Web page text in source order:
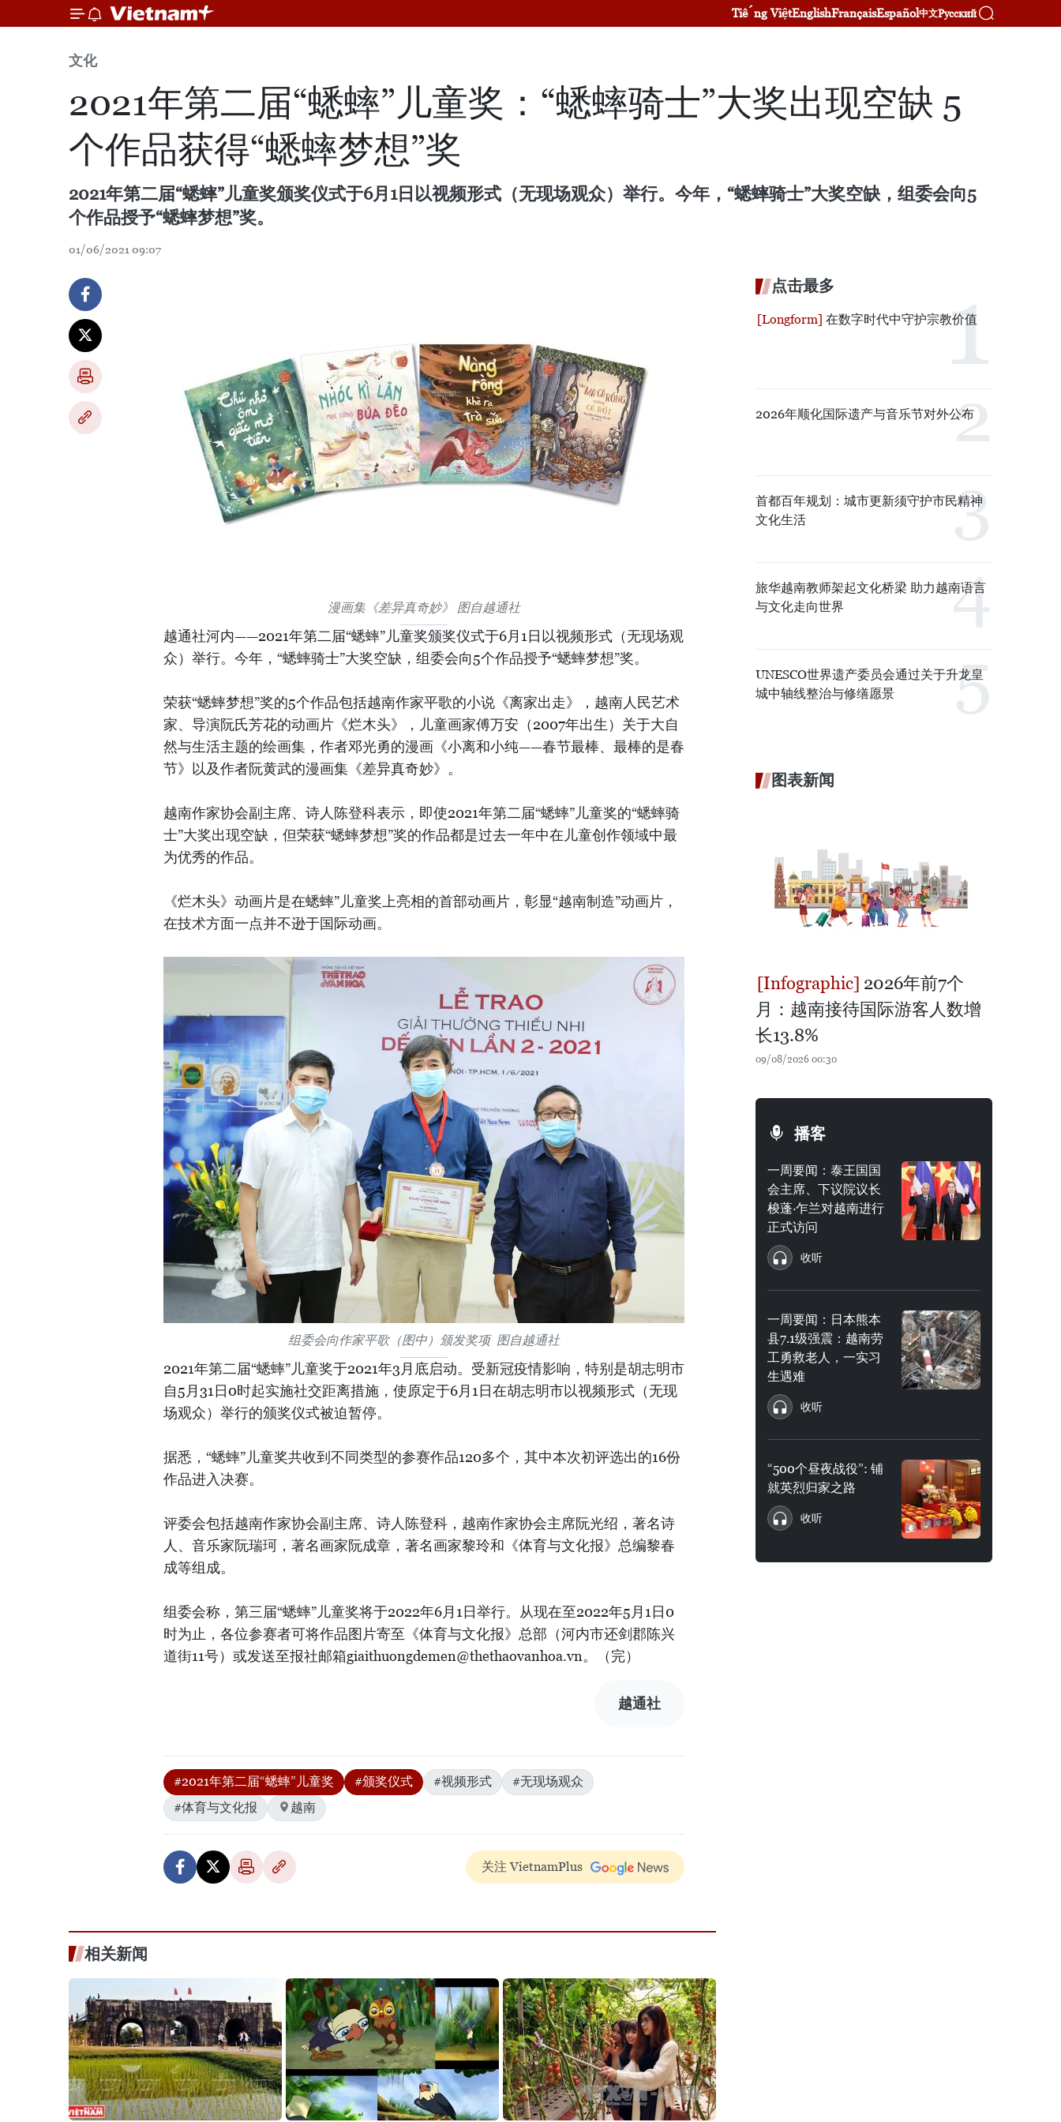
Tiếng ViệtEnglishFrançaisEspañol中文Русский
文化
2021年第二届“蟋蟀”儿童奖：“蟋蟀骑士”大奖出现空缺 5
个作品获得“蟋蟀梦想”奖
2021年第二届“蟋蟀”儿童奖颁奖仪式于6月1日以视频形式（无现场观众）举行。今年，“蟋蟀骑士”大奖空缺，组委会向5
个作品授予“蟋蟀梦想”奖。
01/06/2021 09:07
漫画集《差异真奇妙》 图自越通社
越通社河内——2021年第二届“蟋蟀”儿童奖颁奖仪式于6月1日以视频形式（无现场观
众）举行。今年，“蟋蟀骑士”大奖空缺，组委会向5个作品授予“蟋蟀梦想”奖。
荣获“蟋蟀梦想”奖的5个作品包括越南作家平歌的小说《离家出走》，越南人民艺术
家、导演阮氏芳花的动画片《烂木头》，儿童画家傅万安（2007年出生）关于大自
然与生活主题的绘画集，作者邓光勇的漫画《小离和小纯——春节最棒、最棒的是春
节》以及作者阮黄武的漫画集《差异真奇妙》。
越南作家协会副主席、诗人陈登科表示，即使2021年第二届“蟋蟀”儿童奖的“蟋蟀骑
士”大奖出现空缺，但荣获“蟋蟀梦想”奖的作品都是过去一年中在儿童创作领域中最
为优秀的作品。
《烂木头》动画片是在蟋蟀”儿童奖上亮相的首部动画片，彰显“越南制造”动画片，
在技术方面一点并不逊于国际动画。
组委会向作家平歌（图中）颁发奖项 图自越通社
2021年第二届“蟋蟀”儿童奖于2021年3月底启动。受新冠疫情影响，特别是胡志明市
自5月31日0时起实施社交距离措施，使原定于6月1日在胡志明市以视频形式（无现
场观众）举行的颁奖仪式被迫暂停。
据悉，“蟋蟀”儿童奖共收到不同类型的参赛作品120多个，其中本次初评选出的16份
作品进入决赛。
评委会包括越南作家协会副主席、诗人陈登科，越南作家协会主席阮光绍，著名诗
人、音乐家阮瑞珂，著名画家阮成章，著名画家黎玲和《体育与文化报》总编黎春
成等组成。
组委会称，第三届“蟋蟀”儿童奖将于2022年6月1日举行。从现在至2022年5月1日0
时为止，各位参赛者可将作品图片寄至《体育与文化报》总部（河内市还剑郡陈兴
道街11号）或发送至报社邮箱giaithuongdemen@thethaovanhoa.vn。（完）
越通社
#2021年第二届“蟋蟀”儿童奖 #颁奖仪式 #视频形式
#无现场观众
#体育与文化报
越南
关注 VietnamPlus
相关新闻
点击最多
在数字时代中守护宗教价值
2026年顺化国际遗产与音乐节对外公布
首都百年规划：城市更新须守护市民精神
文化生活
旅华越南教师架起文化桥梁 助力越南语言
与文化走向世界
UNESCO世界遗产委员会通过关于升龙皇
城中轴线整治与修缮愿景
图表新闻
2026年前7个
月：越南接待国际游客人数增
长13.8%
09/08/2026 00:30
播客
一周要闻：泰王国国
会主席、下议院议长
梭蓬·乍兰对越南进行
正式访问
收听
一周要闻：日本熊本
县7.1级强震：越南劳
工勇救老人，一实习
生遇难
收听
“500个昼夜战役”: 铺
就英烈归家之路
收听